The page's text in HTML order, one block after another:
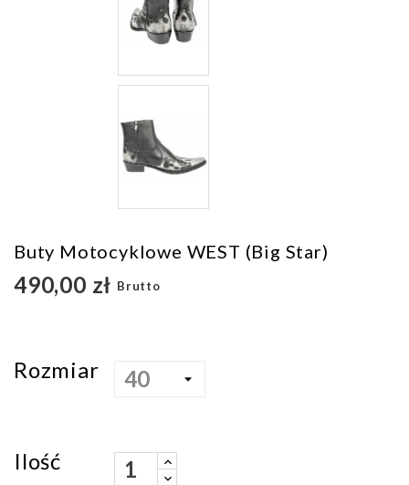
Buty Motocyklowe WEST (Big Star)
490,00 zł Brutto
Rozmiar
Ilość